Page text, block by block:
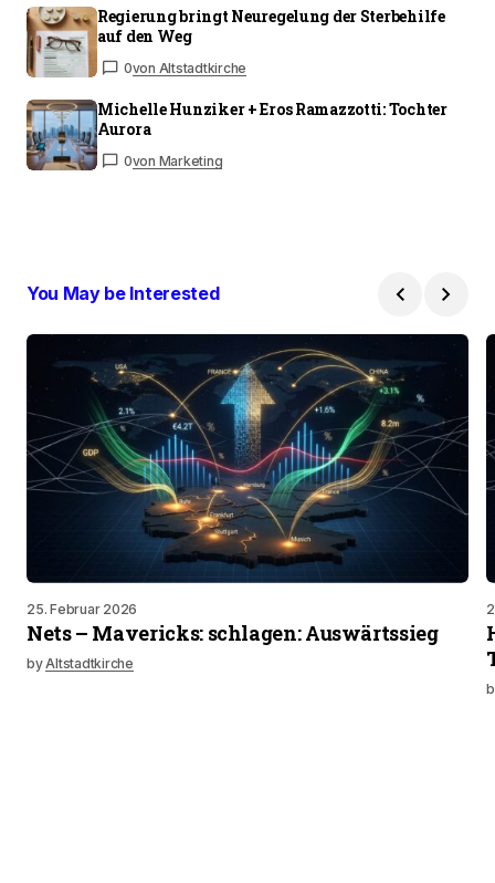
Regierung bringt Neuregelung der Sterbehilfe
auf den Weg
0von Altstadtkirche
Michelle Hunziker + Eros Ramazzotti: Tochter
Aurora
0von Marketing
You May be Interested
25. Februar 2026
Nets – Mavericks: schlagen: Auswärtssieg
byAltstadtkirche